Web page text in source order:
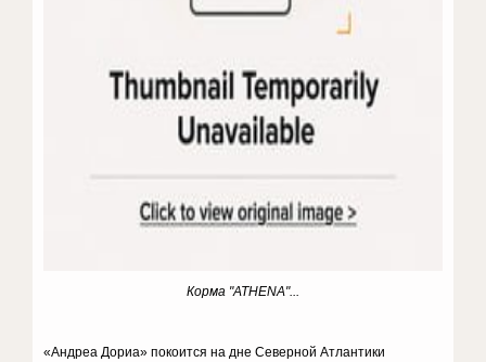
Корма "ATHENA"...
«Андреа Дориа» покоится на дне Северной Атлантики